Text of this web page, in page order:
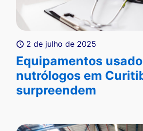
2 de julho de 2025
Equipamentos
nutrólogos em
surpreendem